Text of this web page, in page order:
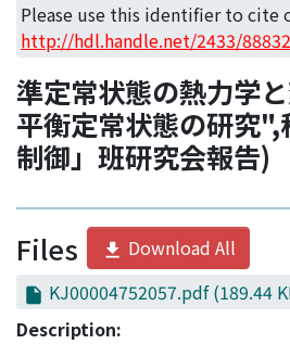
Download Ranking
Access Statistics
Library Network
Please use this identifier to
http://hdl.handle.net/2433/88832
準定常状態の熱力学
平衡定常状態の研究
制御」班研究会報告)
Files
Download All
KJ00004752057.pdf(189.44
Description: